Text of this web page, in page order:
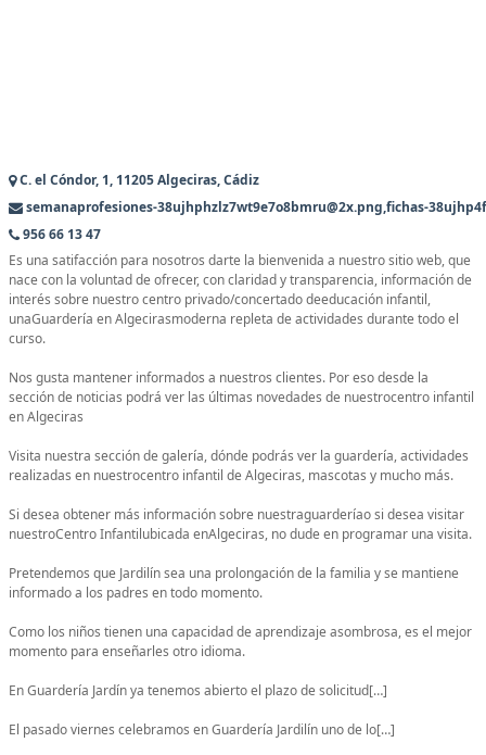
C. el Cóndor, 1, 11205 Algeciras, Cádiz
semanaprofesiones-38ujhphzlz7wt9e7o8bmru@2x.png,fichas-
956 66 13 47
Es una satifacción para nosotros darte la bienvenida a nuestro sitio web, que
nace con la voluntad de ofrecer, con claridad y transparencia, información de
interés sobre nuestro centro privado/concertado deeducación infantil,
unaGuardería en Algecirasmoderna repleta de actividades durante todo el
curso.
Nos gusta mantener informados a nuestros clientes. Por eso desde la
sección de noticias podrá ver las últimas novedades de nuestrocentro infantil
en Algeciras
Visita nuestra sección de galería, dónde podrás ver la guardería, actividades
realizadas en nuestrocentro infantil de Algeciras, mascotas y mucho más.
Si desea obtener más información sobre nuestraguarderíao si desea visitar
nuestroCentro Infantilubicada enAlgeciras, no dude en programar una visita.
Pretendemos que Jardilín sea una prolongación de la familia y se mantiene
informado a los padres en todo momento.
Como los niños tienen una capacidad de aprendizaje asombrosa, es el mejor
momento para enseñarles otro idioma.
En Guardería Jardín ya tenemos abierto el plazo de solicitud[…]
El pasado viernes celebramos en Guardería Jardilín uno de lo[…]